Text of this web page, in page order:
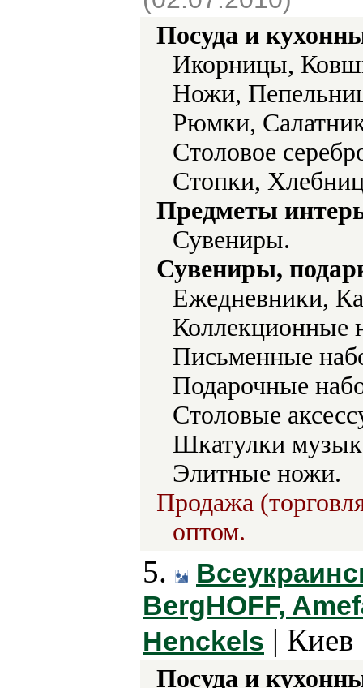
Посуда и
Икорницы,
Ножи,
Рюмки,
Столовое
Стопки,
Предметы
Сувениры.
Сувениры,
Ежедневники,
Коллекционные
Письменные
Подарочные
Столовые
Шкатулки
Элитные ножи.
Продажа
оптом.
5.
BergHOFF,
Henckels |
Посуда и